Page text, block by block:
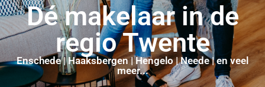
Dé makelaar in de
regio Twente
Enschede | Haaksbergen | Hengelo | Neede | en veel
meer...